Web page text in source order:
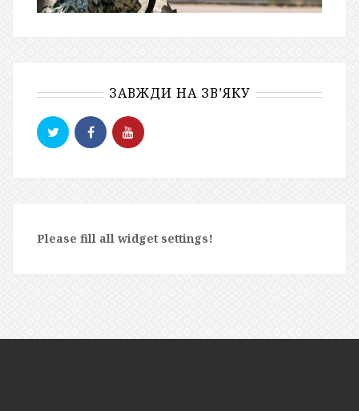
ЗАВЖДИ НА ЗВ’ЯКУ
Please fill all widget settings!